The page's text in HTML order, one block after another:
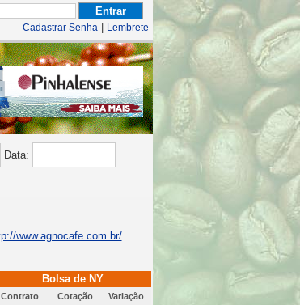
Cadastrar Senha
Lembrete
Data:
Bolsa de NY
Contrato Cotação
Variação